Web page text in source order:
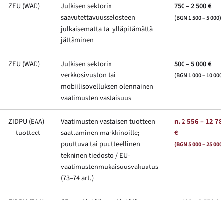
ZEU (WAD)
Julkisen sektorin
saavutettavuusselosteen
julkaisematta tai ylläpitämättä
jättäminen
750 – 2 500 €
(BGN 1 500 – 5 000)
ZEU (WAD)
Julkisen sektorin
verkkosivuston tai
mobiilisovelluksen olennainen
vaatimusten vastaisuus
500 – 5 000 €
(BGN 1 000 – 10
ZIDPU (EAA)
— tuotteet
Vaatimusten vastaisen tuotteen
saattaminen markkinoille;
puuttuva tai puutteellinen
tekninen tiedosto / EU-
vaatimustenmukaisuusvakuutus
(73–74 art.)
n. 2 556 – 12
€
(BGN 5 000 – 25